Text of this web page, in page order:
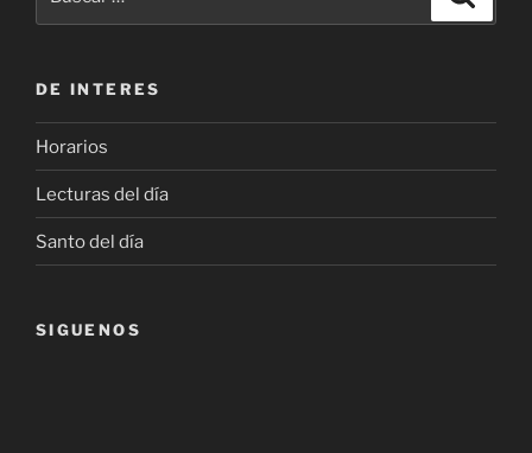
DE INTERES
Horarios
Lecturas del día
Santo del día
SIGUENOS